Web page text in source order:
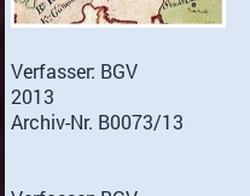
Verfasser: BGV
2013
Archiv-Nr. B0073/13